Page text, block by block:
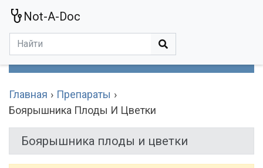
Not-A-Doc
Главная
Препараты
Боярышника Плоды И Цветки
Боярышника плоды и цветки